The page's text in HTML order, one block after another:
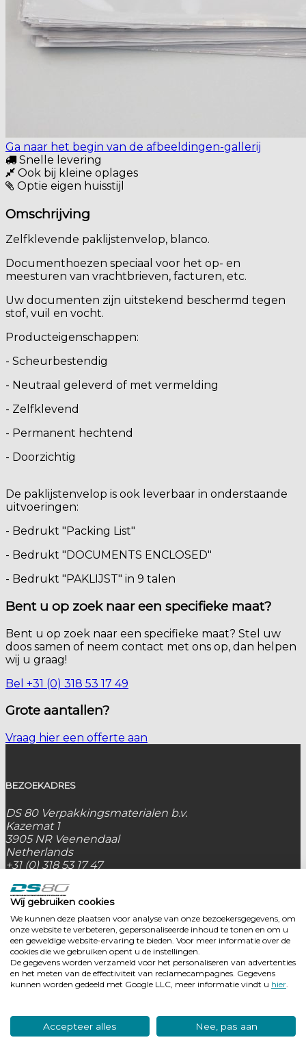
Ga naar het begin van de afbeeldingen-gallerij
Snelle levering
Ook bij kleine oplages
Optie eigen huisstijl
Omschrijving
Zelfklevende paklijstenvelop, blanco.
Documenthoezen speciaal voor het op- en
meesturen van vrachtbrieven, facturen, etc.
Uw documenten zijn uitstekend beschermd tegen
stof, vuil en vocht.
Producteigenschappen:
- Scheurbestendig
- Neutraal geleverd of met vermelding
- Zelfklevend
- Permanent hechtend
- Doorzichtig
De paklijstenvelop is ook leverbaar in onderstaande
uitvoeringen:
- Bedrukt "Packing List"
- Bedrukt "DOCUMENTS ENCLOSED"
- Bedrukt "PAKLIJST" in 9 talen
Bent u op zoek naar een specifieke maat?
Bent u op zoek naar een specifieke maat? Stel uw
doos samen of neem contact met ons op, dan helpen
wij u graag!
Bel +31 (0) 318 53 17 49
Grote aantallen?
Vraag hier een offerte aan
BEZOEKADRES
DS 80 Verpakkingsmaterialen b.v.
Kazemat 1
3905 NR Veenendaal
Netherlands
+31 (0) 318 53 17 47
POSTADRES
DS 80 Verpakkingsmaterialen b.v.
Postbus 603
3900 AP Veenendaal
KVK: Utrecht 3013 0592
BTW nummer: NL8043 28 717 B01
Wij gebruiken cookies
We kunnen deze plaatsen voor analyse van onze bezoekersgegevens, om
onze website te verbeteren, gepersonaliseerde inhoud te tonen en om u
een geweldige website-ervaring te bieden. Voor meer informatie over de
cookies die we gebruiken opent u de instellingen.
De gegevens worden verzameld voor het personaliseren van advertenties
en het meten van de effectiviteit van reclamecampagnes. Gegevens
kunnen worden gedeeld met Google LLC, meer informatie vindt u hier
Accepteer alles Nee, pas aan